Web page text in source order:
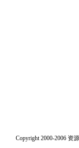
Copyright 2000-2006 资